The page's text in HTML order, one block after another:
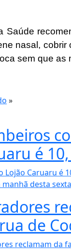
Saúde
nasal,
sem que as
»
é
Lojão Caruaru é
desta
de
reclamam da